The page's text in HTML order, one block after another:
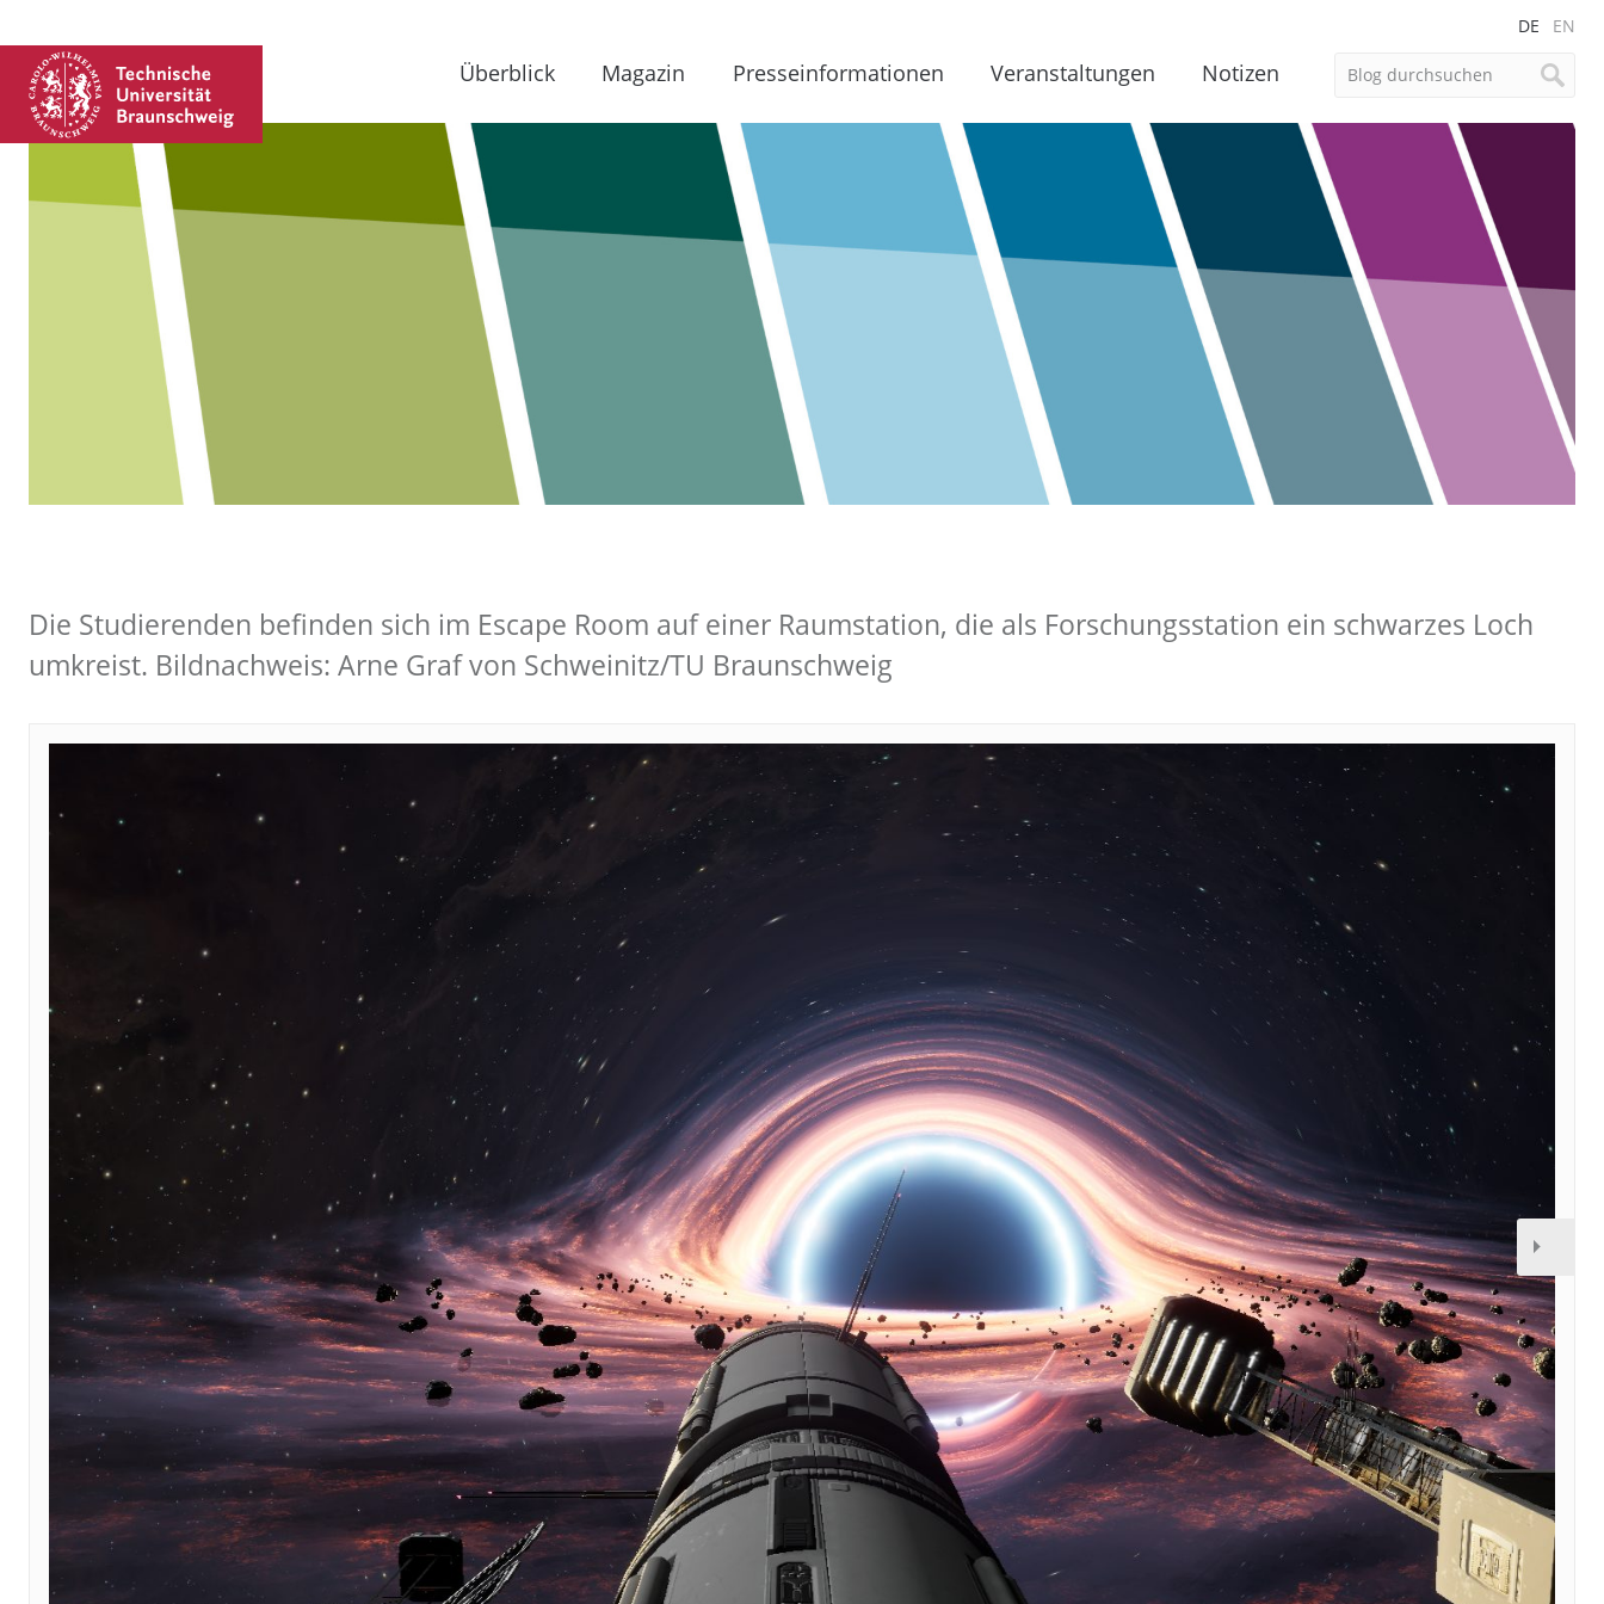
DE EN
Überblick Magazin Presseinformationen Veranstaltungen Notizen
Die Studierenden befinden sich im Escape Room auf einer Raumstation, die als Forschungsstation ein schwarzes Loch
umkreist. Bildnachweis: Arne Graf von Schweinitz/TU Braunschweig